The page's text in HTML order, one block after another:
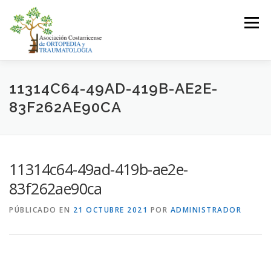
contenido
Menú
LA ASOCIACIÓN ASOCIADOS
INICIAR SESIÓN
11314C64-49AD-419B-AE2E-
83F262AE90CA
11314c64-49ad-419b-ae2e-
83f262ae90ca
PÚBLICADO EN 21 OCTUBRE 2021 POR ADMINISTRADOR